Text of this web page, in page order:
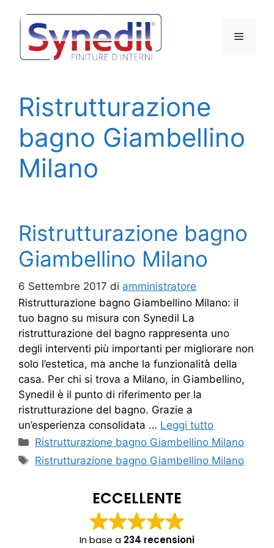
contenuto
Menu
Ristrutturazione
bagno Giambellino
Milano
Ristrutturazione bagno
Giambellino Milano
6 Settembre 2017 di amministratore
Ristrutturazione bagno Giambellino Milano: il
tuo bagno su misura con Synedil La
ristrutturazione del bagno rappresenta uno
degli interventi più importanti per migliorare non
solo l’estetica, ma anche la funzionalità della
casa. Per chi si trova a Milano, in Giambellino,
Synedil è il punto di riferimento per la
ristrutturazione del bagno. Grazie a
un’esperienza consolidata … Leggi tutto
Categorie
Ristrutturazione bagno Giambellino Milano
Tag
Ristrutturazione bagno Giambellino Milano
ECCELLENTE
In base a 234 recensioni